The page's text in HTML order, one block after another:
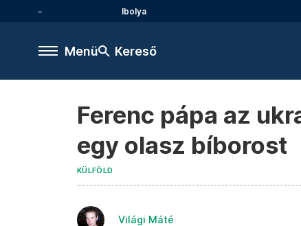
Ibolya
Menü Kereső
Ferenc pápa az
egy olasz bíborost
KÜLFÖLD
Világi Máté